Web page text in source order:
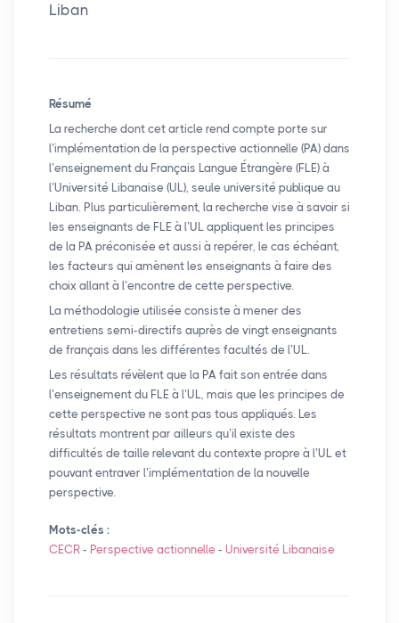
Liban
Résumé
La recherche dont cet article rend compte porte sur
l’implémentation de la perspective actionnelle (PA) dans
l’enseignement du Français Langue Étrangère (FLE) à
l’Université Libanaise (UL), seule université publique au
Liban. Plus particulièrement, la recherche vise à savoir si
les enseignants de FLE à l’UL appliquent les principes
de la PA préconisée et aussi à repérer, le cas échéant,
les facteurs qui amènent les enseignants à faire des
choix allant à l’encontre de cette perspective.
La méthodologie utilisée consiste à mener des
entretiens semi-directifs auprès de vingt enseignants
de français dans les différentes facultés de l’UL
Les résultats révèlent que la PA fait son entrée dans
l’enseignement du FLE à l’UL , mais que les principes de
cette perspective ne sont pas tous appliqués. Les
résultats montrent par ailleurs qu’il existe des
difficultés de taille relevant du contexte propre à l’UL et
pouvant entraver l’implémentation de la nouvelle
perspective.
Mots-clés :
CECR - Perspective actionnelle - Université Libanaise